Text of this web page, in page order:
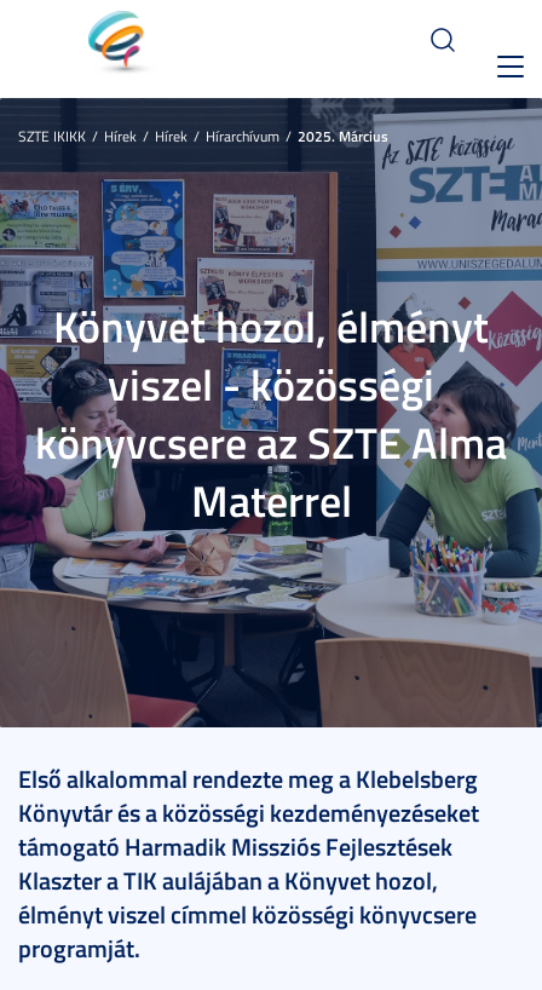
SZTE IKIKK Hírek Hírek Hírarchívum 2025. Március
Könyvet hozol, élményt
viszel - közösségi
könyvcsere az SZTE Alma
Materrel
Első alkalommal rendezte meg a Klebelsberg
Könyvtár és a közösségi kezdeményezéseket
támogató Harmadik Missziós Fejlesztések
Klaszter a TIK aulájában a Könyvet hozol,
élményt viszel címmel közösségi könyvcsere
programját.